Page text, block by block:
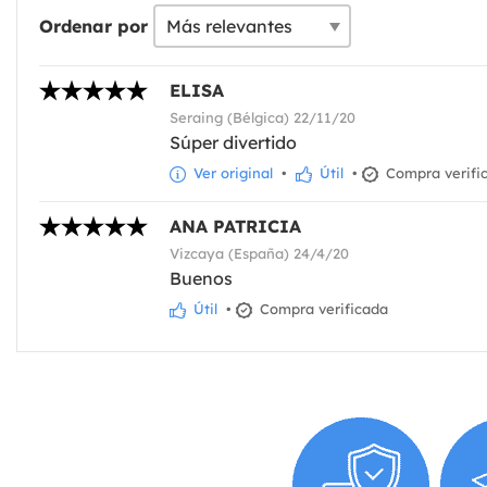
Ordenar por
ELISA
Seraing (Bélgica) 22/11/20
Súper divertido
Ver original • Útil • Compra
ANA PATRICIA
Vizcaya (España) 24/4/20
Buenos
Útil • Compra verificada